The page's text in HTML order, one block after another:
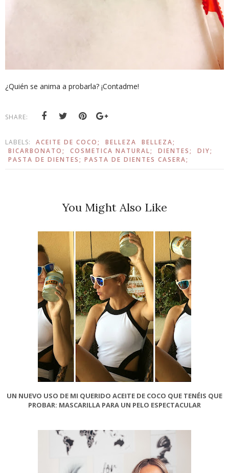
¿Quién se anima a probarla? ¡Contadme!
SHARE:
LABELS: ACEITE DE COCO; BELLEZA
BELLEZA;
BICARBONATO;
COSMETICA NATURAL; DIENTES;
DIY;
PASTA DE DIENTES; PASTA DE DIENTES CASERA;
You Might Also Like
UN NUEVO USO DE MI QUERIDO ACEITE DE COCO QUE TENÉIS QUE
PROBAR: MASCARILLA PARA UN PELO ESPECTACULAR